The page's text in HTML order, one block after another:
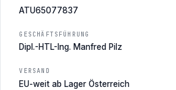
ATU65077837
GESCHÄFTSFÜHRUNG
Dipl.-HTL-Ing. Manfred Pilz
VERSAND
EU-weit ab Lager Österreich